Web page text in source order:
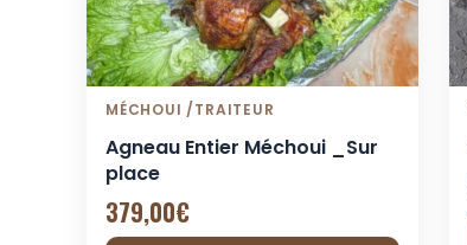
MÉCHOUI /TRAITEUR
Agneau Entier Méchoui _Sur
place
379,00€